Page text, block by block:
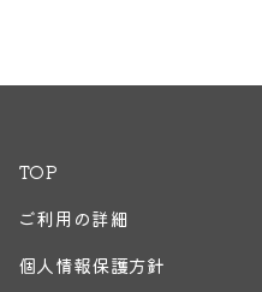
TOP
ご利用の詳細
個人情報保護方針